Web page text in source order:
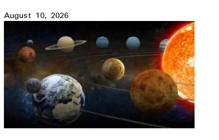
August 10, 2026